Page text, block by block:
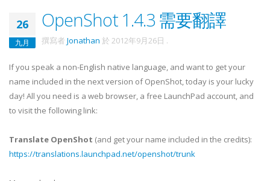
26
九月
OpenShot 1.4.3 需要翻譯
撰寫者 Jonathan 於 2012年9月26日 .
If you speak a non-English native language, and want to get your
name included in the next version of OpenShot, today is your lucky
day! All you need is a web browser, a free LaunchPad account, and
to visit the following link:
Translate OpenShot (and get your name included in the credits):
https://translations.launchpad.net/openshot/trunk